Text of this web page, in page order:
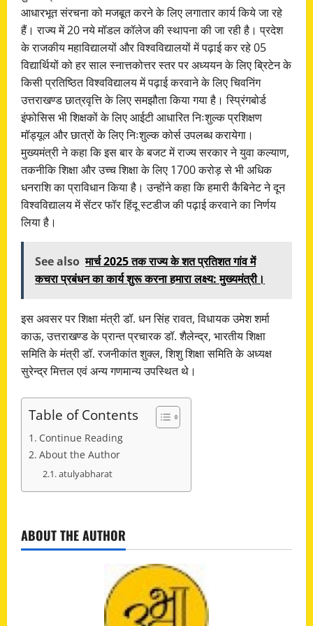
आधारभूत संरचना को मजबूत करने के लिए लगातार कार्य किये जा रहे
हैं। राज्य में 20 नये मॉडल कॉलेज की स्थापना की जा रही है। प्रदेश
के राजकीय महाविद्यालयों और विश्वविद्यालयों में पढ़ाई कर रहे 05
विद्यार्थियों को हर साल स्नात्तकोत्तर स्तर पर अध्ययन के लिए ब्रिटेन के
किसी प्रतिष्ठित विश्वविद्यालय में पढ़ाई करवाने के लिए चिवनिंग
उत्तराखण्ड छात्रवृत्ति के लिए समझौता किया गया है। स्प्रिंगबोर्ड
इंफोसिस भी शिक्षकों के लिए आईटी आधारित निःशुल्क प्रशिक्षण
मॉड्यूल और छात्रों के लिए निःशुल्क कोर्स उपलब्ध करायेगा।
मुख्यमंत्री ने कहा कि इस बार के बजट में राज्य सरकार ने युवा कल्याण,
तकनीकि शिक्षा और उच्च शिक्षा के लिए 1700 करोड़ से भी अधिक
धनराशि का प्राविधान किया है। उन्होंने कहा कि हमारी कैबिनेट ने दून
विश्वविद्यालय में सेंटर फॉर हिंदू स्टडीज की पढ़ाई करवाने का निर्णय
लिया है।
See also मार्च 2025 तक राज्य के शत प्रतिशत गांव में
कचरा प्रबंधन का कार्य शुरू करना हमारा लक्ष्य: मुख्यमंत्री।
इस अवसर पर शिक्षा मंत्री डॉ. धन सिंह रावत, विधायक उमेश शर्मा
काऊ, उत्तराखण्ड के प्रान्त प्रचारक डॉ. शैलेन्द्र, भारतीय शिक्षा
समिति के मंत्री डॉ. रजनीकांत शुक्ल, शिशु शिक्षा समिति के अध्यक्ष
सुरेन्द्र मित्तल एवं अन्य गणमान्य उपस्थित थे।
Table of Contents
Continue Reading
About the Author
atulyabharat
o
ABOUT THE AUTHOR